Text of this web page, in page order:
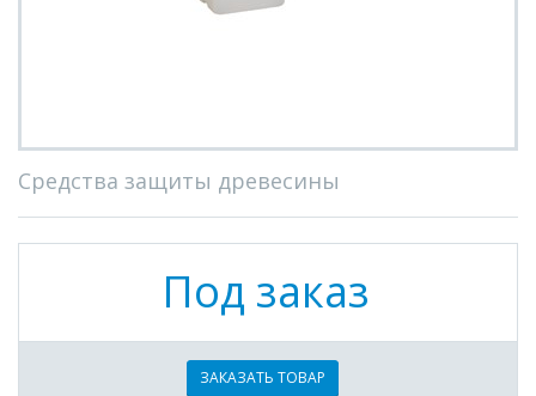
Средства защиты древесины
Под заказ
ЗАКАЗАТЬ ТОВАР